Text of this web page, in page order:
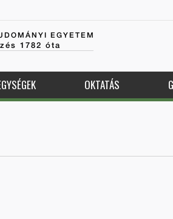
EGYETEM
1782 óta
OKTATÁS